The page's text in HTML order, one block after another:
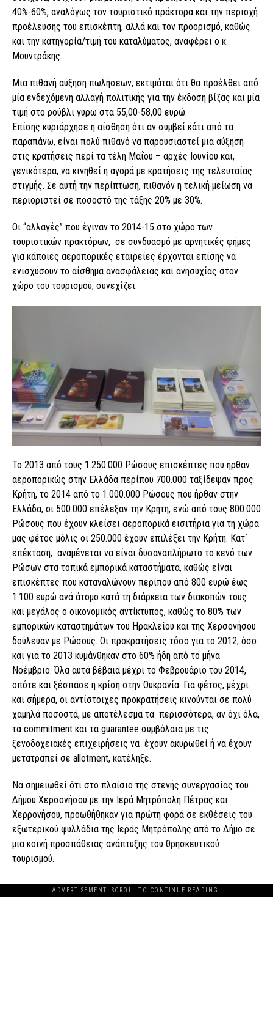
40%-60%, αναλόγως τον τουριστικό πράκτορα και την περιοχή
προέλευσης του επισκέπτη, αλλά και τον προορισμό, καθώς
και την κατηγορία/τιμή του καταλύματος, αναφέρει ο κ.
Μουντράκης.
Μια πιθανή αύξηση πωλήσεων, εκτιμάται ότι θα προέλθει από
μία ενδεχόμενη αλλαγή πολιτικής για την έκδοση βίζας και μία
τιμή στο ρούβλι γύρω στα 55,00-58,00 ευρώ.
Επίσης κυριάρχησε η αίσθηση ότι αν συμβεί κάτι από τα
παραπάνω, είναι πολύ πιθανό να παρουσιαστεί μια αύξηση
στις κρατήσεις περί τα τέλη Μαΐου – αρχές Ιουνίου και,
γενικότερα, να κινηθεί η αγορά με κρατήσεις της τελευταίας
στιγμής. Σε αυτή την περίπτωση, πιθανόν η τελική μείωση να
περιοριστεί σε ποσοστό της τάξης 20% με 30%.
Οι “αλλαγές” που έγιναν το 2014-15 στο χώρο των
τουριστικών πρακτόρων, σε συνδυασμό με αρνητικές φήμες
για κάποιες αεροπορικές εταιρείες έρχονται επίσης να
ενισχύσουν το αίσθημα ανασφάλειας και ανησυχίας στον
χώρο του τουρισμού, συνεχίζει.
Το 2013 από τους 1.250.000 Ρώσους επισκέπτες που ήρθαν
αεροπορικώς στην Ελλάδα περίπου 700.000 ταξίδεψαν προς
Κρήτη, το 2014 από το 1.000.000 Ρώσους που ήρθαν στην
Ελλάδα, οι 500.000 επέλεξαν την Κρήτη, ενώ από τους 800.000
Ρώσους που έχουν κλείσει αεροπορικά εισιτήρια για τη χώρα
μας φέτος μόλις οι 250.000 έχουν επιλέξει την Κρήτη. Κατ΄
επέκταση, αναμένεται να είναι δυσαναπλήρωτο το κενό των
Ρώσων στα τοπικά εμπορικά καταστήματα, καθώς είναι
επισκέπτες που καταναλώνουν περίπου από 800 ευρώ έως
1.100 ευρώ ανά άτομο κατά τη διάρκεια των διακοπών τους
και μεγάλος ο οικονομικός αντίκτυπος, καθώς το 80% των
εμπορικών καταστημάτων του Ηρακλείου και της Χερσονήσου
δούλευαν με Ρώσους. Οι προκρατήσεις τόσο για το 2012, όσο
και για το 2013 κυμάνθηκαν στο 60% ήδη από το μήνα
Νοέμβριο. Όλα αυτά βέβαια μέχρι το Φεβρουάριο του 2014,
οπότε και ξέσπασε η κρίση στην Ουκρανία. Για φέτος, μέχρι
και σήμερα, οι αντίστοιχες προκρατήσεις κινούνται σε πολύ
χαμηλά ποσοστά, με αποτέλεσμα τα περισσότερα, αν όχι όλα,
τα commitment και τα guarantee συμβόλαια με τις
ξενοδοχειακές επιχειρήσεις να έχουν ακυρωθεί ή να έχουν
μετατραπεί σε allotment, κατέληξε.
Να σημειωθεί ότι στο πλαίσιο της στενής συνεργασίας του
Δήμου Χερσονήσου με την Ιερά Μητρόπολη Πέτρας και
Χερρονήσου, προωθήθηκαν για πρώτη φορά σε εκθέσεις του
εξωτερικού φυλλάδια της Ιεράς Μητρόπολης από το Δήμο σε
μια κοινή προσπάθειας ανάπτυξης του θρησκευτικού
τουρισμού.
ADVERTISEMENT. SCROLL TO CONTINUE READING.